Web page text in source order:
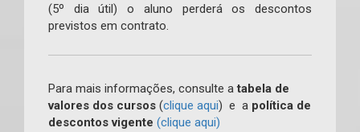
(5º dia útil) o aluno perderá os descontos
previstos em contrato.
Para mais informações, consulte atabela de
valores dos cursos (clique aqui) e a política de
descontos vigente (clique aqui)